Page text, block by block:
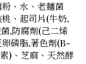
、水、老麵菌
、起司片(牛奶,
,防腐劑(己二烯
磷脂,著色劑(B-
)、芝麻、天然酵